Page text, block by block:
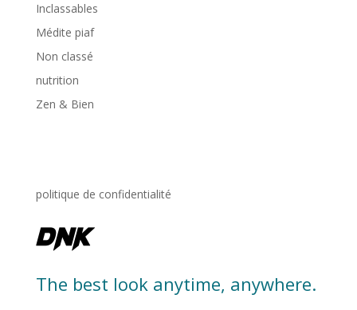
Inclassables
Médite piaf
Non classé
nutrition
Zen & Bien
politique de confidentialité
The best look anytime, anywhere.